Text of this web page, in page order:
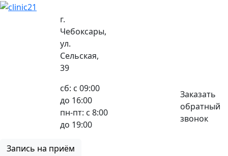
г.
Чебоксары,
ул.
Сельская,
39
сб: с 09:00
до 16:00
пн-пт: с 8:00
до 19:00
Заказать
обратный
звонок
Запись на приём